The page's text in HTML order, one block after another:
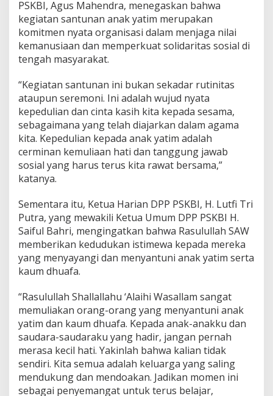
PSKBI, Agus Mahendra, menegaskan bahwa
kegiatan santunan anak yatim merupakan
komitmen nyata organisasi dalam menjaga nilai
kemanusiaan dan memperkuat solidaritas sosial di
tengah masyarakat.
“Kegiatan santunan ini bukan sekadar rutinitas
ataupun seremoni. Ini adalah wujud nyata
kepedulian dan cinta kasih kita kepada sesama,
sebagaimana yang telah diajarkan dalam agama
kita. Kepedulian kepada anak yatim adalah
cerminan kemuliaan hati dan tanggung jawab
sosial yang harus terus kita rawat bersama,”
katanya.
Sementara itu, Ketua Harian DPP PSKBI, H. Lutfi Tri
Putra, yang mewakili Ketua Umum DPP PSKBI H.
Saiful Bahri, mengingatkan bahwa Rasulullah SAW
memberikan kedudukan istimewa kepada mereka
yang menyayangi dan menyantuni anak yatim serta
kaum dhuafa.
“Rasulullah Shallallahu ‘Alaihi Wasallam sangat
memuliakan orang-orang yang menyantuni anak
yatim dan kaum dhuafa. Kepada anak-anakku dan
saudara-saudaraku yang hadir, jangan pernah
merasa kecil hati. Yakinlah bahwa kalian tidak
sendiri. Kita semua adalah keluarga yang saling
mendukung dan mendoakan. Jadikan momen ini
sebagai penyemangat untuk terus belajar,